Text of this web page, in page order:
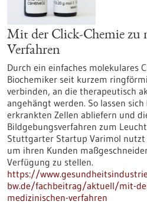
Mit der Click-Chemie zu
Verfahren
Durch ein einfaches molekulares
Biochemiker seit kurzem
verbinden, an die therapeutisch
angehängt werden. So lassen
erkrankten Zellen abliefern und
Bildgebungsverfahren zum
Stuttgarter Startup Varimol nutzt
um ihren Kunden
Verfügung zu stellen.
https://
bw.de/fachbeitrag/aktuell/mit-
medizinischen-verfahren